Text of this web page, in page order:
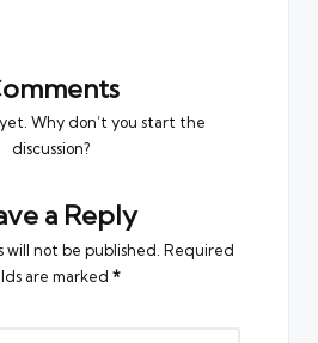
Why don’t you start the
discussion?
a Reply
will not be published. Required
are marked *